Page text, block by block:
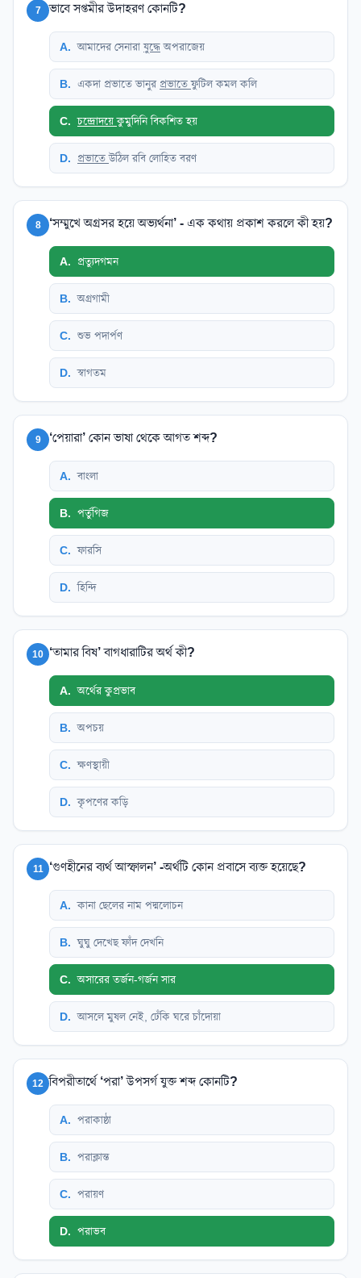
7 ভাবে সপ্তমীর উদাহরণ কোনটি?
A. আমাদের সেনারাযুদ্ধেঅপরাজেয়
B. একদা প্রভাতে ভানুর প্রভাতেফুটিল কমল কলি
C. চন্দ্রোদয়েকুমুদিনি বিকশিত হয়
D. প্রভাতেউঠিল রবি লোহিত বরণ
8 ‘সম্মুখে অগ্রসর হয়ে অভ্যর্থনা’ - এক কথায় প্রকাশ করলে কী হয়?
A. প্রত্যুদগমন
B. অগ্রগামী
C. শুভ পদার্পণ
D. স্বাগতম
9 ‘পেয়ারা’ কোন ভাষা থেকে আগত শব্দ?
A. বাংলা
B. পর্তুগিজ
C. ফারসি
D. হিন্দি
10 ‘তামার বিষ’ বাগধারাটির অর্থ কী?
A. অর্থের কুপ্রভাব
B. অপচয়
C. ক্ষণস্থায়ী
D. কৃপণের কড়ি
11 ‘গুণহীনের ব্যর্থ আস্ফালন’ -অর্থটি কোন প্রবাসে ব্যক্ত হয়েছে?
A. কানা ছেলের নাম পদ্মলোচন
B. ঘুঘু দেখেছ ফাঁদ দেখনি
C. অসারের তর্জন-গর্জন সার
D. আসলে মুষল নেই, ঢেঁকি ঘরে চাঁদোয়া
12 বিপরীতার্থে ‘পরা’ উপসর্গ যুক্ত শব্দ কোনটি?
A. পরাকাষ্ঠা
B. পরাক্লান্ত
C. পরায়ণ
D. পরাভব